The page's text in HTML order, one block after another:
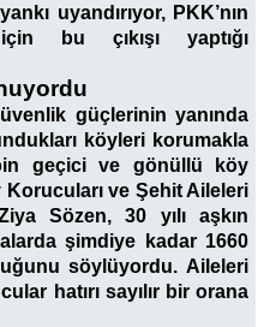
uyandırıyor, PKK’nın
bu çıkışı yaptığı
güçlerinin yanında
köyleri korumakla
geçici ve gönüllü köy
ve Şehit Aileleri
Sözen, 30 yılı aşkın
şimdiye kadar 1660
söylüyordu. Aileleri
hatırı sayılır bir orana